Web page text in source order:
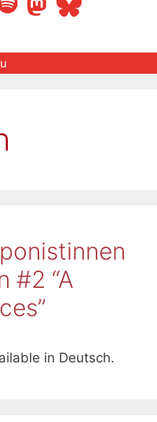
#2 “A
in Deutsch.